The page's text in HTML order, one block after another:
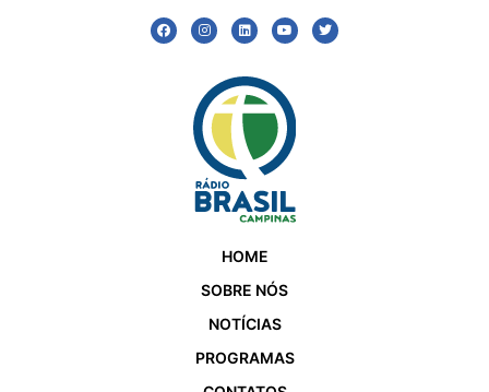
HOME
SOBRE NÓS
NOTÍCIAS
PROGRAMAS